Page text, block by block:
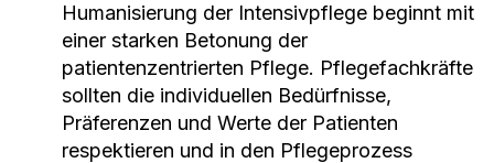
Humanisierung der Intensivpflege beginnt mit
einer starken Betonung der
patientenzentrierten Pflege. Pflegefachkräfte
sollten die individuellen Bedürfnisse,
Präferenzen und Werte der Patienten
respektieren und in den Pflegeprozess